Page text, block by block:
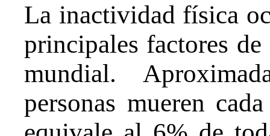
La inactividad física
principales factores
mundial.
personas mueren